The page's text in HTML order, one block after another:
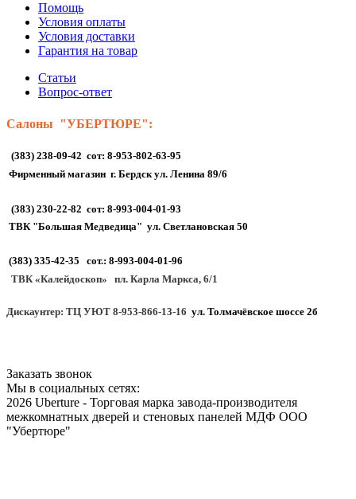
Помощь
Условия оплаты
Условия доставки
Гарантия на товар
Статьи
Вопрос-ответ
Салоны "УБЕРТЮРЕ":
(383) 238-09-42 сот: 8-953-802-63-95
Фирменный магазин г. Бердск ул. Ленина 89/6
(383) 230-22-82 сот: 8-993-004-01-93
ТВК "Большая Медведица" ул. Светлановская 50
(383) 335-42-35 сот.: 8-993-004-01-96
ТВК «Калейдоскоп» пл. Карла Маркса, 6/1
Дискаунтер: ТЦ УЮТ 8-953-866-13-16 ул. Толмачёвское шоссе 2б
Заказать звонок
Мы в социальных сетях:
2026 Uberture - Торговая марка завода-производителя
межкомнатных дверей и стеновых панелей МДФ ООО
"Убертюре"